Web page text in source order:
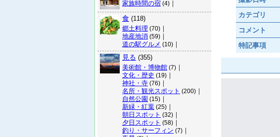
家族時間の宿 (4) ｜
食 (118)
郷土料理 (70) ｜
地産地消 (59) ｜
道の駅グルメ (10) ｜
見る (355)
美術館・博物館 (7) ｜
文化・歴史 (19) ｜
神社・寺 (76) ｜
名所・観光スポット (200) ｜
自然公園 (15) ｜
新緑・紅葉 (25) ｜
朝日スポット (32) ｜
夕日スポット (58) ｜
釣り・サーフィン (7) ｜
カテゴリ
コメント
特記事項